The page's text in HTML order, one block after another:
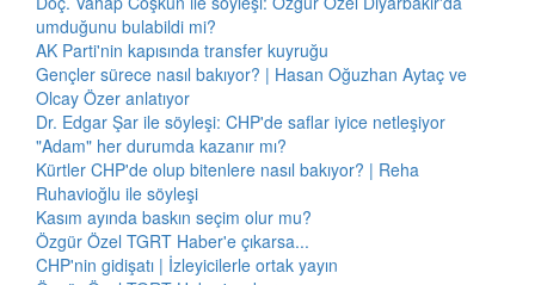
umduğunu bulabildi mi?
AK Parti'nin kapısında transfer kuyruğu
Gençler sürece nasıl bakıyor? | Hasan Oğuzhan Aytaç ve
Olcay Özer anlatıyor
Dr. Edgar Şar ile söyleşi: CHP'de saflar iyice netleşiyor
"Adam" her durumda kazanır mı?
Kürtler CHP'de olup bitenlere nasıl bakıyor? | Reha
Ruhavioğlu ile söyleşi
Kasım ayında baskın seçim olur mu?
Özgür Özel TGRT Haber'e çıkarsa...
CHP'nin gidişatı | İzleyicilerle ortak yayın